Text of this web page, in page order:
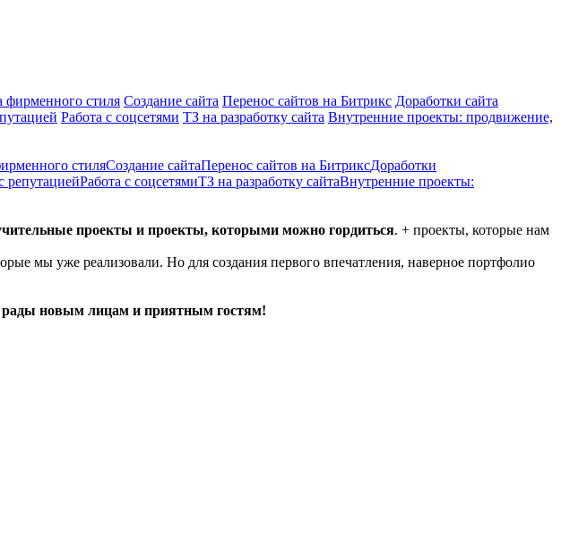
фирменного стиля Создание сайта Перенос сайтов на Битрикс Доработки сайта
Работа с соцсетями ТЗ на разработку сайта Внутренние проекты: продвижение,
стиляСоздание сайтаПеренос сайтов на БитриксДоработки
репутациейРабота с соцсетямиТЗ на разработку сайтаВнутренние проекты:
проекты и проекты, которыми можно гордиться. + проекты, которые нам
мы уже реализовали. Но для создания первого впечатления, наверное портфолио
новым лицам и приятным гостям!